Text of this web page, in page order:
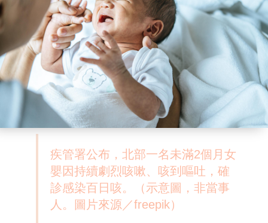
疾管署公布，北部一名未滿2個月女
嬰因持續劇烈咳嗽、咳到嘔吐，確
診感染百日咳。（示意圖，非當事
人。圖片來源／freepik）